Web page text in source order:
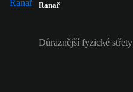
Ranař
Důraznější fyzické střety